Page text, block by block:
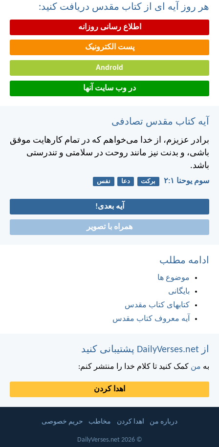
هر روز آیه ای از کتاب مقدس دریافت کنید:
اطلاع رسانی روزانه
پست الکترونیک
Android
در وب سایت آنها
آیه کتاب مقدس تصادفی
برادر عزيزم، از خدا می‌خواهم كه در تمام كارهايت موفق
باشی، و بدنت نيز مانند روحت در سلامتی و تندرستی
باشد.
سوم يوحنا ۱:‏۲ برکت دعا نفس
آیه بعدی!
همراه با تصویر
ادامه مطلب
موضوع ها
بایگانی
کتابهای کتاب مقدس
آیه معروف کتاب مقدس
از DailyVerses.net پشتیبانی کنید
به من کمک کنید تا کلام خدا را منتشر کنم:
اهدا کردن
درباره من اهدا کردن مخاطب حریم خصوصی
© 2026 DailyVerses.net